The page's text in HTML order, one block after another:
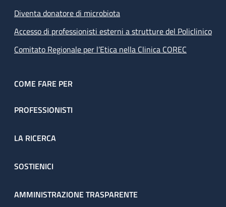
Diventa donatore di microbiota
Accesso di professionisti esterni a strutture del Policlinico
Comitato Regionale per l’Etica nella Clinica COREC
COME FARE PER
PROFESSIONISTI
LA RICERCA
SOSTIENICI
AMMINISTRAZIONE TRASPARENTE